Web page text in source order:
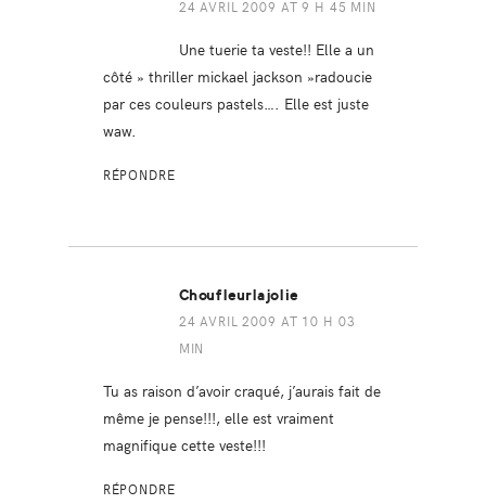
24 AVRIL 2009 AT 9 H 45 MIN
Une tuerie ta veste!! Elle a un
côté » thriller mickael jackson »radoucie
par ces couleurs pastels…. Elle est juste
waw.
RÉPONDRE
Choufleurlajolie
24 AVRIL 2009 AT 10 H 03
MIN
Tu as raison d’avoir craqué, j’aurais fait de
même je pense!!!, elle est vraiment
magnifique cette veste!!!
RÉPONDRE